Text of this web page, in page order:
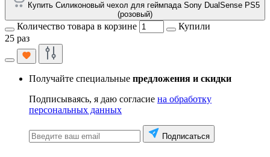
Купить Силиконовый чехол для геймпада Sony DualSense PS5
(розовый)
Количество товара в корзине
Купили
25 раз
Получайте специальные предложения и скидки
Подписываясь, я даю согласие на обработку
персональных данных
Подписаться